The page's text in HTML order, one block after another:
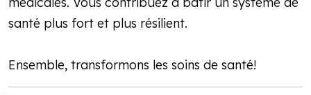
santé plus fort et plus résilient.
Ensemble, transformons les soins de santé!